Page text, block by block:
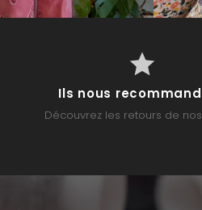
Ils nous
Découvrez les retours de